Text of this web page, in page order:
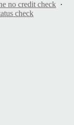
no credit check ·
check